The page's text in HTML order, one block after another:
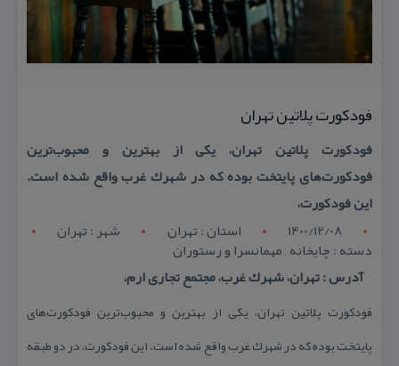
فودكورت پلاتین تهران
فودكورت پلاتین تهران، یكی از بهترین و محبوب‌ترین
فودكورت‌های پایتخت بوده كه در شهرك غرب واقع شده است.
این فودكورت،
1400/12/08
استان : تهران شهر : تهران
دسته : چایخانه , مهمانسرا و رستوران
آدرس : تهران، شهرك غرب، مجتمع تجاری ارم.
فودكورت پلاتین تهران، یكی از بهترین و محبوب‌ترین فودكورت‌های
پایتخت بوده كه در شهرك غرب واقع شده است. این فودكورت، در دو طبقه